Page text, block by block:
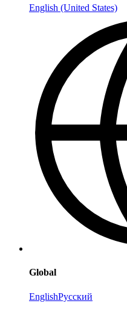
English (United States)
Global
EnglishРусский